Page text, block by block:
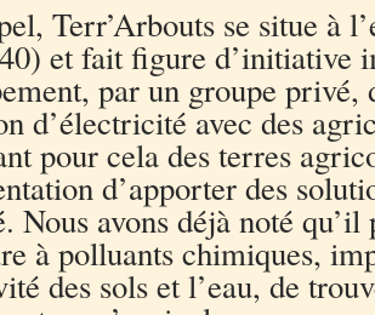
Terr’Arbouts se situe à
et fait figure d’initiative
par un groupe privé,
d’électricité avec des
pour cela des terres
d’apporter des
Nous avons déjà noté
à polluants chimiques,
des sols et l’eau, de